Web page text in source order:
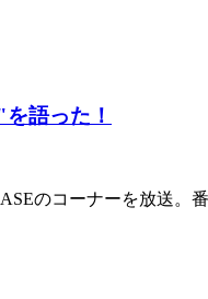
語った！
のコーナーを放送。